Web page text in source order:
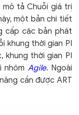
mô tả Chuỗi giá trị
một bản chi tiết
cấp các bản phát
khung thời gian PI
khung thời gian PI
nhóm Agile. Ngoài
cần được ART